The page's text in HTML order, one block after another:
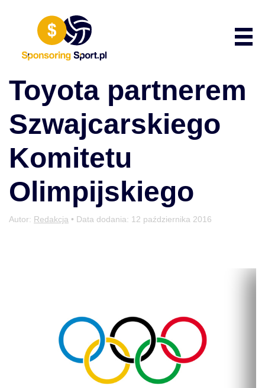
Toyota partnerem
Szwajcarskiego
Komitetu
Olimpijskiego
Autor: Redakcja • Data dodania: 12 października 2016